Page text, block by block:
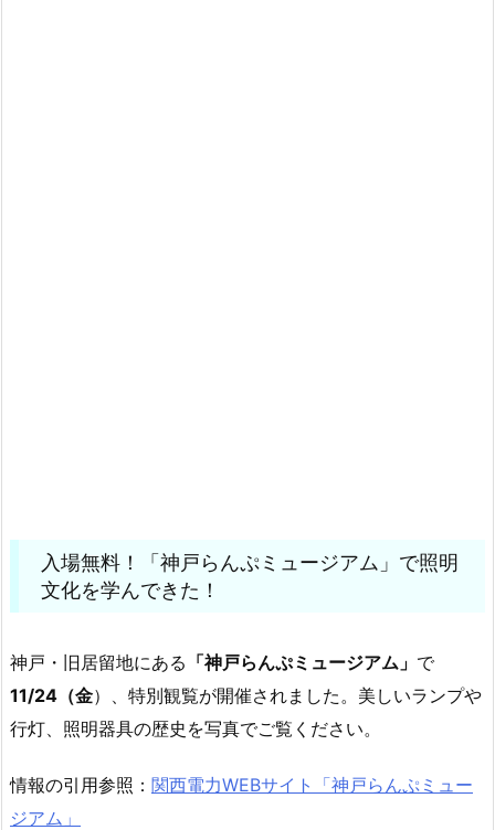
入場無料！「神戸らんぷミュージアム」で照明
文化を学んできた！
神戸・旧居留地にある 「神戸らんぷミュージアム」 で
11/24（金）、特別観覧が開催されました。美しいランプや
行灯、照明器具の歴史を写真でご覧ください。
情報の引用参照： 関西電力WEBサイト「神戸らんぷミュー
ジアム」